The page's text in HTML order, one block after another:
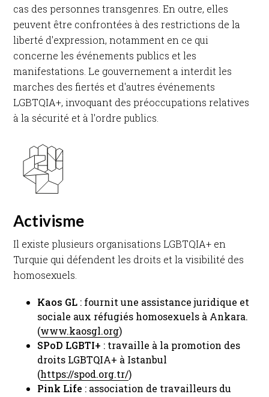
cas des personnes transgenres. En outre, elles
peuvent être confrontées à des restrictions de la
liberté d'expression, notamment en ce qui
concerne les événements publics et les
manifestations. Le gouvernement a interdit les
marches des fiertés et d'autres événements
LGBTQIA+, invoquant des préoccupations relatives
à la sécurité et à l'ordre publics. ​
Activisme
Il existe plusieurs organisations LGBTQIA+ en
Turquie qui défendent les droits et la visibilité des
homosexuels.​
Kaos GL : fournit une assistance juridique et
sociale aux réfugiés homosexuels à Ankara.
(www.kaosgl.org) ​
SPoD LGBTI+ : travaille à la promotion des
droits LGBTQIA+ à Istanbul
(https://spod.org.tr/) ​
Pink Life : association de travailleurs du